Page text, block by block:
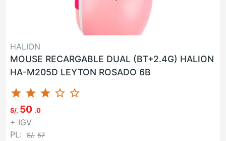
HALION
MOUSE RECARGABLE DUAL (BT+2.4G) HALION
HA-M205D LEYTON ROSADO 6B
star star star star_border star_border
S/. 50 .0
+ IGV
PL:
S/. 57